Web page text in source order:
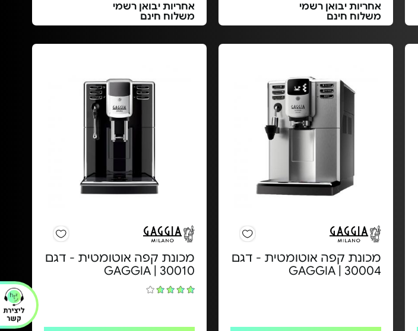
אחריות יבואן רשמי
משלוח חינם
אחריות יבואן רשמי
משלוח חינם
מכונת קפה אוטומטית - דגם
30004 | GAGGIA
מכונת קפה אוטומטית - דגם
30010 | GAGGIA